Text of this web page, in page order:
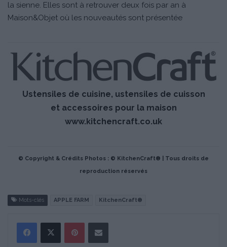
la sienne. Elles sont à retrouver deux fois par an à
Maison&Objet où les nouveautés sont présentée
Ustensiles de cuisine, ustensiles de cuisson
et accessoires pour la maison
www.kitchencraft.co.uk
© Copyright & Crédits Photos : © KitchenCraft® | Tous droits de
reproduction réservés
Mots-clés APPLE FARM KitchenCraft®